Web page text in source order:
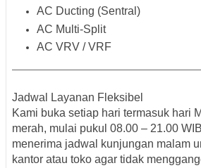
AC Ducting (Sentral)
AC Multi-Split
AC VRV / VRF
Jadwal Layanan Fleksibel
Kami buka setiap hari termasuk hari
merah, mulai pukul 08.00 – 21.00 WIB
menerima jadwal kunjungan malam
kantor atau toko agar tidak